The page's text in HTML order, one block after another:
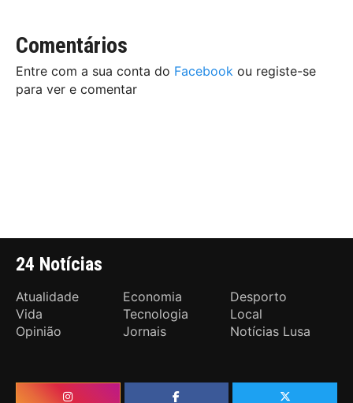
Comentários
Entre com a sua conta do Facebook ou registe-se
para ver e comentar
24 Notícias
Atualidade Economia
Desporto
Vida
Tecnologia
Local
Opinião
Jornais Notícias Lusa